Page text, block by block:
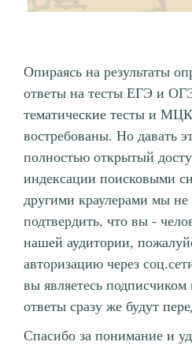
Опираясь на результаты
ответы на тесты ЕГЭ и
тематические тесты и
востребованы. Но давать
полностью открытый
индексации поисковыми
другими краулерами мы
подтвердить, что вы -
нашей аудитории,
авторизацию через
вы являетесь
ответы сразу же будут
Спасибо за понимание и